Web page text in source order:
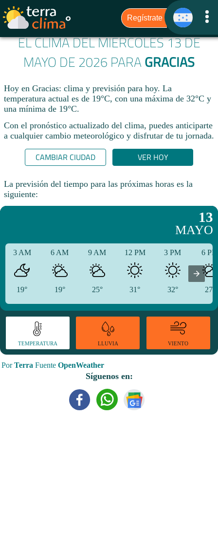
EL CLIMA DEL MIÉRCOLES 13 DE
MAYO DE 2026 PARA GRACIAS
Hoy en Gracias: clima y previsión para hoy. La
temperatura actual es de 19°C, con una máxima de 32°C y
una mínima de 19°C.​
Con el pronóstico actualizado del clima, puedes anticiparte
a cualquier cambio meteorológico y disfrutar de tu jornada.​
CAMBIAR CIUDAD VER HOY
La previsión del tiempo para las próximas horas es la
siguiente:
13
MAYO
3 AM
19°
6 AM
19°
9 AM
25°
12 PM
31°
3 PM
32°
6
27°
TEMPERATURA LLUVIA VIENTO
PorTerra Fuente OpenWeather
Síguenos en: